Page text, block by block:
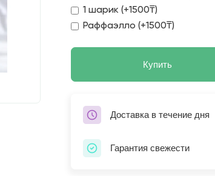
1 шарик (+1500₸)
Раффаэлло (+1500₸)
Купить
Доставка в течение дня
Гарантия свежести